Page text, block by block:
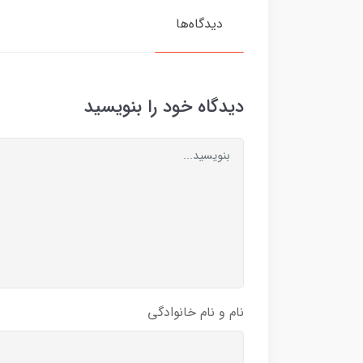
دیدگاه‌ها
دیدگاه خود را بنویسید
نام و نام خانوادگی